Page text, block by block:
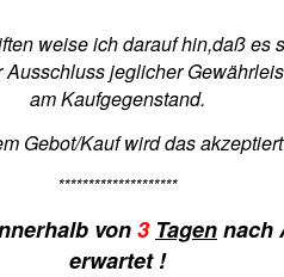
weise ich darauf hin,daß es
jeglicher
am Kaufgegenstand.
Gebot/Kauf wird das
********************
von3 Tagennach
erwartet !